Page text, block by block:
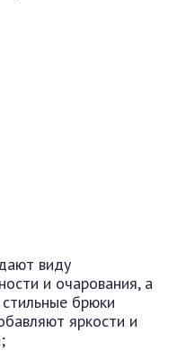
виду
и очарования, а
брюки
яркости и